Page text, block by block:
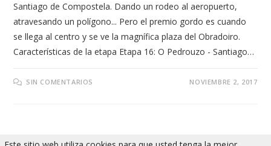
Santiago de Compostela. Dando un rodeo al aeropuerto,
atravesando un polígono... Pero el premio gordo es cuando
se llega al centro y se ve la magnífica plaza del Obradoiro.
Características de la etapa Etapa 16: O Pedrouzo - Santiago…
SIN COMENTARIOS NOVIEMBRE 2, 2017